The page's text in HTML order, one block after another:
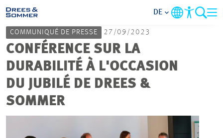
MARKETS
SERVICES
IM FOKUS
DE
COMMUNIQUÉ DE PRESSE 27/09/2023
CONFÉRENCE SUR LA
DURABILITÉ À L'OCCASION
DU JUBILÉ DE DREES &
SOMMER